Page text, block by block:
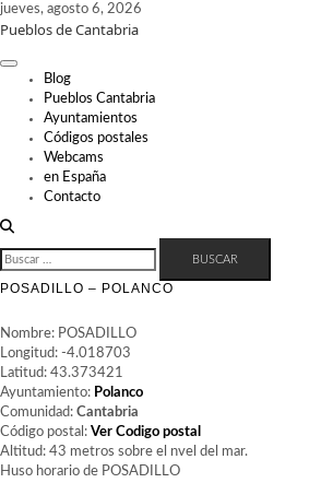
Skip
to
jueves, agosto 6, 2026
Pueblos de Cantabria
Blog
Pueblos Cantabria
Ayuntamientos
Códigos postales
Webcams
en España
Contacto
BUSCAR:
POSADILLO – POLANCO
Nombre: POSADILLO
Longitud: -4.018703
Latitud: 43.373421
Ayuntamiento: Polanco
Comunidad: Cantabria
Código postal: Ver Codigo postal
Altitud: 43 metros sobre el nvel del mar.
Huso horario de POSADILLO